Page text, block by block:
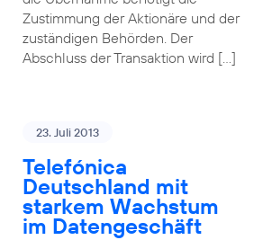
Zustimmung der Aktionäre und der
zuständigen Behörden. Der
Abschluss der Transaktion wird […]
23. Juli 2013
Telefónica
Deutschland mit
starkem Wachstum
im Datengeschäft